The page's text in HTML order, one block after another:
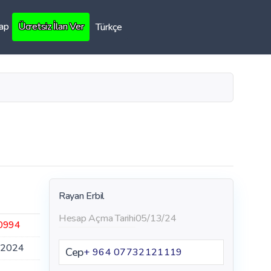
Ücretsiz İlan Ver Türkçe
Rayan Erbil
Hesap Açma Tarihi05/13/24
Cep+ 964 07732121119